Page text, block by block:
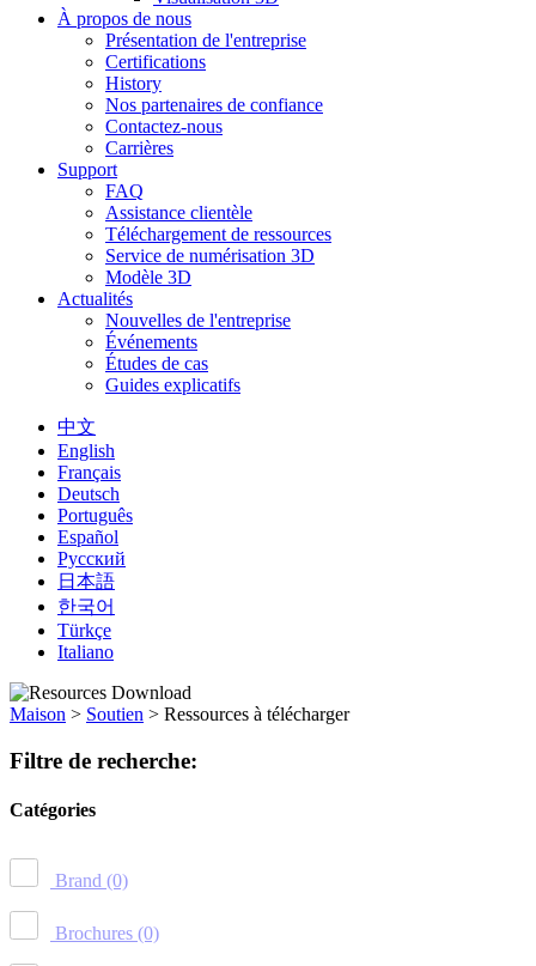
À propos de nous
Présentation de l'entreprise
Certifications
History
Nos partenaires de confiance
Contactez-nous
Carrières
Support
FAQ
Assistance clientèle
Téléchargement de ressources
Service de numérisation 3D
Modèle 3D
Actualités
Nouvelles de l'entreprise
Événements
Études de cas
Guides explicatifs
中文
English
Français
Deutsch
Português
Español
Русский
日本語
한국어
Türkçe
Italiano
Maison > Soutien > Ressources à télécharger
Filtre de recherche:
Catégories
Brand (0)
Brochures (0)